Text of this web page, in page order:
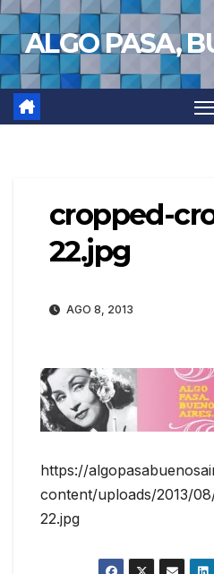
Saltar
al
contenido
ALGO PASA,
cropped-
22.jpg
AGO 8, 2013
https://
content/uploads/2013/
22.jpg